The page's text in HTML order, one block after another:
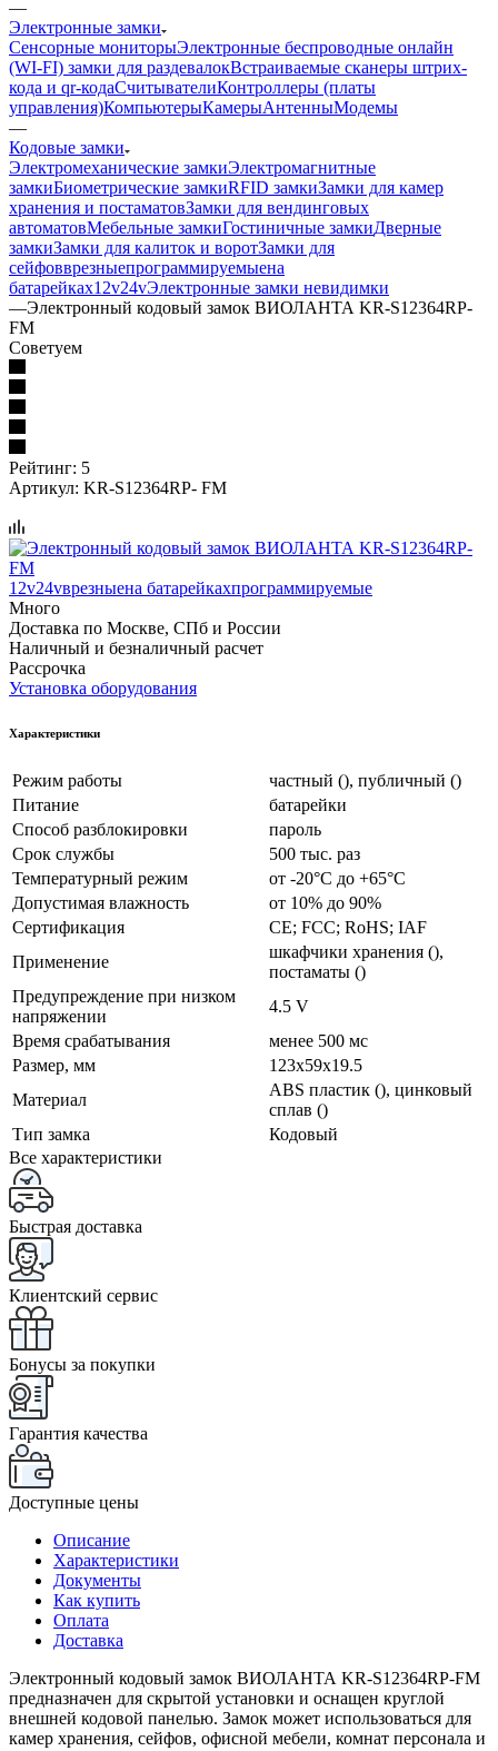
—
Электронные замки
Сенсорные мониторыЭлектронные беспроводные онлайн
(WI-FI) замки для раздевалокВстраиваемые сканеры штрих-
кода и qr-кодаСчитывателиКонтроллеры (платы
управления)КомпьютерыКамерыАнтенныМодемы
—
Кодовые замки
Электромеханические замкиЭлектромагнитные
замкиБиометрические замкиRFID замкиЗамки для камер
хранения и постаматовЗамки для вендинговых
автоматовМебельные замкиГостиничные замкиДверные
замкиЗамки для калиток и воротЗамки для
сейфовврезныепрограммируемыена
батарейках12v24vЭлектронные замки невидимки
—Электронный кодовый замок ВИОЛАНТА KR-S12364RP-
FM
Советуем
Рейтинг: 5
Артикул: KR-S12364RP- FM
12v24vврезныена батарейкахпрограммируемые
Много
Доставка по Москве, СПб и России
Наличный и безналичный расчет
Рассрочка
Установка оборудования
Характеристики
Режим работы
частный (), публичный ()
Питание
батарейки
Способ разблокировки
пароль
Срок службы
500 тыс. раз
Температурный режим
от -20°C до +65°C
Допустимая влажность
от 10% до 90%
Сертификация
CE; FCC; RoHS; IAF
Применение
шкафчики хранения (),
постаматы ()
Предупреждение при низком
напряжении
4.5 V
Время срабатывания
менее 500 мс
Размер, мм
123x59x19.5
Материал
ABS пластик (), цинковый
сплав ()
Тип замка
Кодовый
Все характеристики
Быстрая доставка
Клиентский сервис
Бонусы за покупки
Гарантия качества
Доступные цены
Описание
Характеристики
Документы
Как купить
Оплата
Доставка
Электронный кодовый замок ВИОЛАНТА KR-S12364RP-FM
предназначен для скрытой установки и оснащен круглой
внешней кодовой панелью. Замок может использоваться для
камер хранения, сейфов, офисной мебели, комнат персонала и